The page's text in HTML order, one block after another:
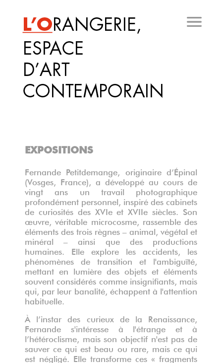
principal
EXPOSITIONS
Fernande Petitdemange, originaire d’Épinal
(Vosges, France), a développé au cours de
vingt ans un travail photographique
profondément personnel, inspiré des cabinets
de curiosités des XVIe et XVIIe siècles. Son
œuvre, véritable microcosme, rassemble des
éléments des trois règnes – animal, végétal et
minéral – ainsi que des productions
humaines. Elle explore les accidents, les
phénomènes de transition et l'ambiguïté,
mettant en lumière des objets et éléments
souvent considérés comme insignifiants, mais
qui, par leur banalité, échappent à l'attention
habituelle.
À l’instar des curieux de la Renaissance,
Fernande s'intéresse à l'étrange et à
l’hétéroclisme, mais son objectif n'est pas de
sauver ce qui est beau ou rare, mais ce qui
est négligé. Elle transforme ces « fragments